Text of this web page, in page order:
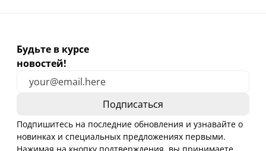
Будьте в курсе
новостей!
Подпишитесь на последние обновления и узнавайте о
новинках и специальных предложениях первыми.